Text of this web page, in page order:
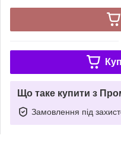
Що таке купити з
Замовлення під